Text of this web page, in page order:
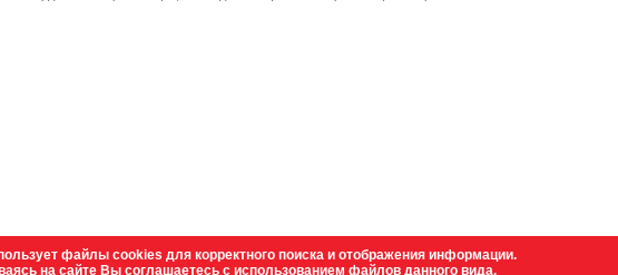
файлы cookies для корректного поиска и отображения информации.
на сайте Вы соглашаетесь с использованием файлов данного вида.